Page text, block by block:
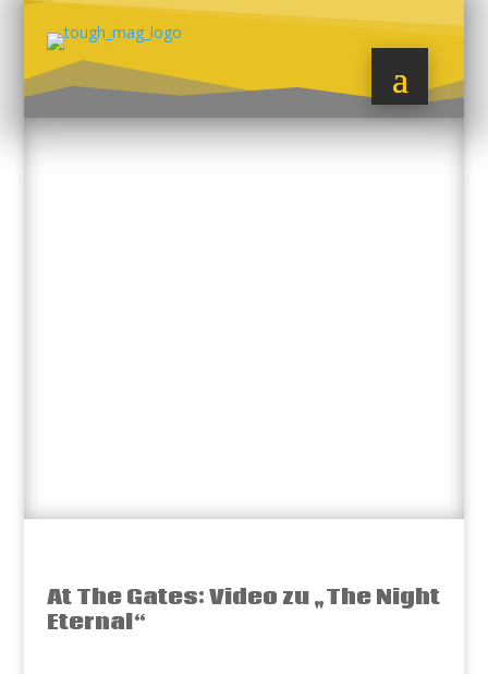
At The Gates: Video zu „The Night
Eternal“